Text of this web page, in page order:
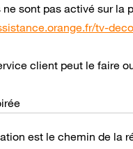
ne sont pas activé sur la
tv-
client peut le faire
est le chemin de la